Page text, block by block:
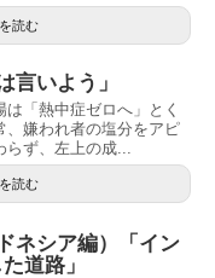
読む
言いよう」
「熱中症ゼロへ」とく
、嫌われ者の塩分をアピ
ず、左上の成...
読む
ネシア編）「イン
道路」